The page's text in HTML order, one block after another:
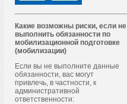
Какие возможны риски, если не
выполнить обязанности по
мобилизационной подготовке
(мобилизации)
Если вы не выполните данные
обязанности, вас могут
привлечь, в частности, к
административной
ответственности: